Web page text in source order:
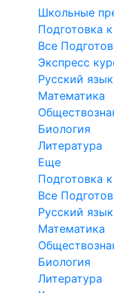
Школьные
Подготовка
Все
Экспресс
Русский язык
Математика
Биология
Литература
Еще
Подготовка
Все
Русский язык
Математика
Биология
Литература